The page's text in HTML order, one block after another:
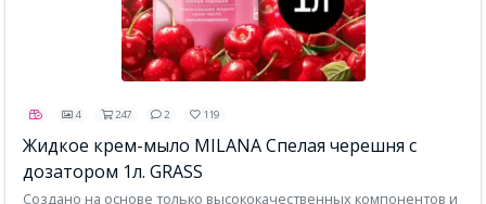
4 247 2 119
Жидкое крем-мыло MILANA Спелая черешня с
дозатором 1л. GRASS
Создано на основе только высококачественных компонентов и